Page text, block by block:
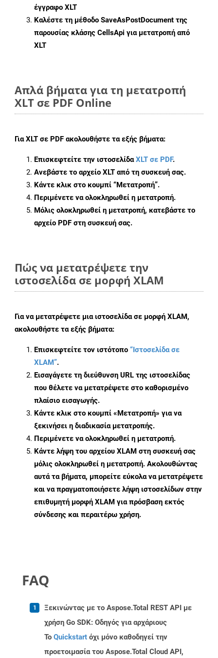
έγγραφο XLT
Καλέστε τη μέθοδο SaveAsPostDocument της
παρουσίας κλάσης CellsApi για μετατροπή από
XLT
Απλά βήματα για τη μετατροπή
XLT σε PDF Online
ΓιαXLT σε PDF ακολουθήστε τα εξής βήματα:
Επισκεφτείτε την ιστοσελίδαXLT σε PDF.
Ανεβάστε το αρχείο XLT από τη συσκευή σας.
Κάντε κλικ στο κουμπί “Μετατροπή”.
Περιμένετε να ολοκληρωθεί η μετατροπή.
Μόλις ολοκληρωθεί η μετατροπή, κατεβάστε το
αρχείο PDF στη συσκευή σας.
Πώς να μετατρέψετε την
ιστοσελίδα σε μορφή XLAM
Για να μετατρέψετε μια ιστοσελίδα σε μορφή XLAM,
ακολουθήστε τα εξής βήματα:
Επισκεφτείτε τον ιστότοπο “Ιστοσελίδα σε
XLAM”.
Εισαγάγετε τη διεύθυνση URL της ιστοσελίδας
που θέλετε να μετατρέψετε στο καθορισμένο
πλαίσιο εισαγωγής.
Κάντε κλικ στο κουμπί «Μετατροπή» για να
ξεκινήσει η διαδικασία μετατροπής.
Περιμένετε να ολοκληρωθεί η μετατροπή.
Κάντε λήψη του αρχείου XLAM στη συσκευή σας
μόλις ολοκληρωθεί η μετατροπή. Ακολουθώντας
αυτά τα βήματα, μπορείτε εύκολα να μετατρέψετε
και να πραγματοποιήσετε λήψη ιστοσελίδων στην
επιθυμητή μορφή XLAM για πρόσβαση εκτός
σύνδεσης και περαιτέρω χρήση.
FAQ
Ξεκινώντας με το Aspose.Total REST API με
χρήση Go SDK: Οδηγός για αρχάριους
Το Quickstart όχι μόνο καθοδηγεί την
προετοιμασία του Aspose.Total Cloud API,